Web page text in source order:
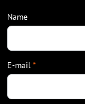
Name
E-mail *